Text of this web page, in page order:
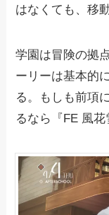
はなくても、移
学園は冒険の拠
ーリーは基本的
る。もしも前項
るなら『FE 風花